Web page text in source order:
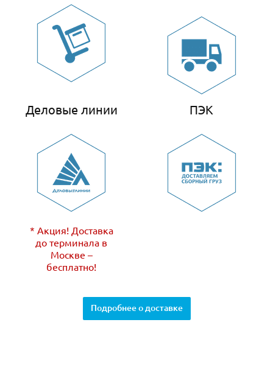
Деловые линии
* Акция! Доставка
до терминала в
Москве –
бесплатно!
ПЭК
Подробнее о доставке